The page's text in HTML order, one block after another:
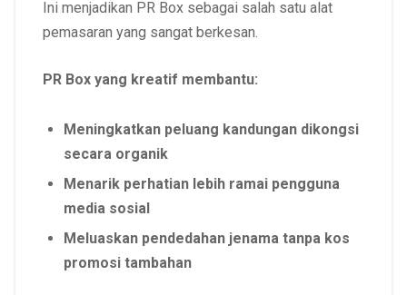
Ini menjadikan PR Box sebagai salah satu alat
pemasaran yang sangat berkesan.
PR Box yang kreatif membantu:
Meningkatkan peluang kandungan dikongsi
secara organik
Menarik perhatian lebih ramai pengguna
media sosial
Meluaskan pendedahan jenama tanpa kos
promosi tambahan